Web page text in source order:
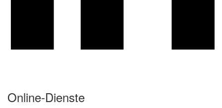
Online-Dienste